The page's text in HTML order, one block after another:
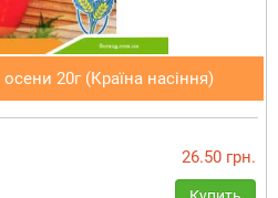
20г (Країна насіння)
26.50 грн.